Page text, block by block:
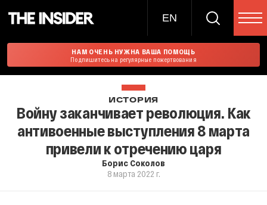
EN
НАМ ОЧЕНЬ НУЖНА ВАША ПОМОЩЬ
Подпишитесь на регулярные пожертвования
ИСТОРИЯ
Войну заканчивает революция. Как
антивоенные выступления 8 марта
привели к отречению царя
Борис Соколов
8 марта 2022 г.